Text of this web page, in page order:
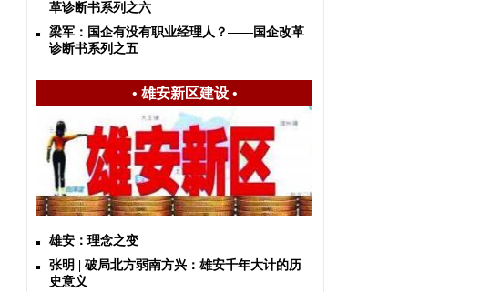
革诊断书系列之六
梁军：国企有没有职业经理人？——国企改革
诊断书系列之五
• 雄安新区建设•
雄安：理念之变
张明 | 破局北方弱南方兴：雄安千年大计的历
史意义